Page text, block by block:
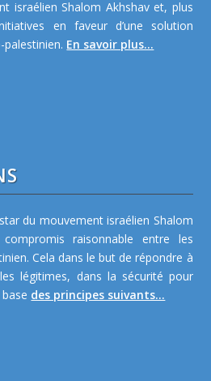
israélien Shalom Akhshav et, plus
en faveur d’une solution
En savoir plus...
du mouvement israélien Shalom
raisonnable entre les
Cela dans le but de répondre à
légitimes, dans la sécurité pour
des principes suivants...